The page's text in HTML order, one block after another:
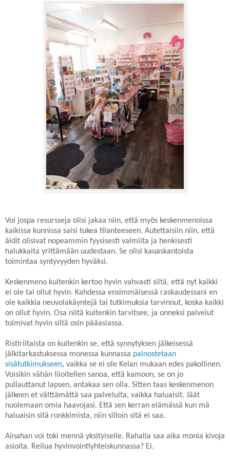
Voi jospa resursseja olisi jakaa niin, että myös keskenmenoissa
kaikissa kunnissa saisi tukea tilanteeseen. Autettaisiin niin, että
äidit olisivat nopeammin fyysisesti valmiita ja henkisesti
halukkaita yrittämään uudestaan. Se olisi kauaskantoista
toimintaa syntyvyyden hyväksi.
Keskenmeno kuitenkin kertoo hyvin vahvasti siitä, että nyt kaikki
ei ole tai ollut hyvin. Kahdessa ensimmäisessä raskaudessani en
ole kaikkia neuvolakäyntejä tai tutkimuksia tarvinnut, koska kaikki
on ollut hyvin. Osa niitä kuitenkin tarvitsee, ja onneksi palvelut
toimivat hyvin siltä osin pääasiassa.
Ristiriitaista on kuitenkin se, että synnytyksen jälkeisessä
jälkitarkastuksessa monessa kunnassa painostetaan
sisätutkimukseen, vaikka se ei ole Kelan mukaan edes pakollinen.
Voisikin vähän liioitellen sanoa, että kamoon, se on jo
pullauttanut lapsen, antakaa sen olla. Sitten taas keskenmenon
jälkeen et välttämättä saa palveluita, vaikka haluaisit. Jäät
nuolemaan omia haavojasi. Että sen kerran elämässä kun mä
haluaisin sitä ronkkimista, niin silloin sitä ei saa.
Ainahan voi toki mennä yksityiselle. Rahalla saa aika monia kivoja
asioita. Reilua hyvinvointiyhteiskunnassa? Ei.